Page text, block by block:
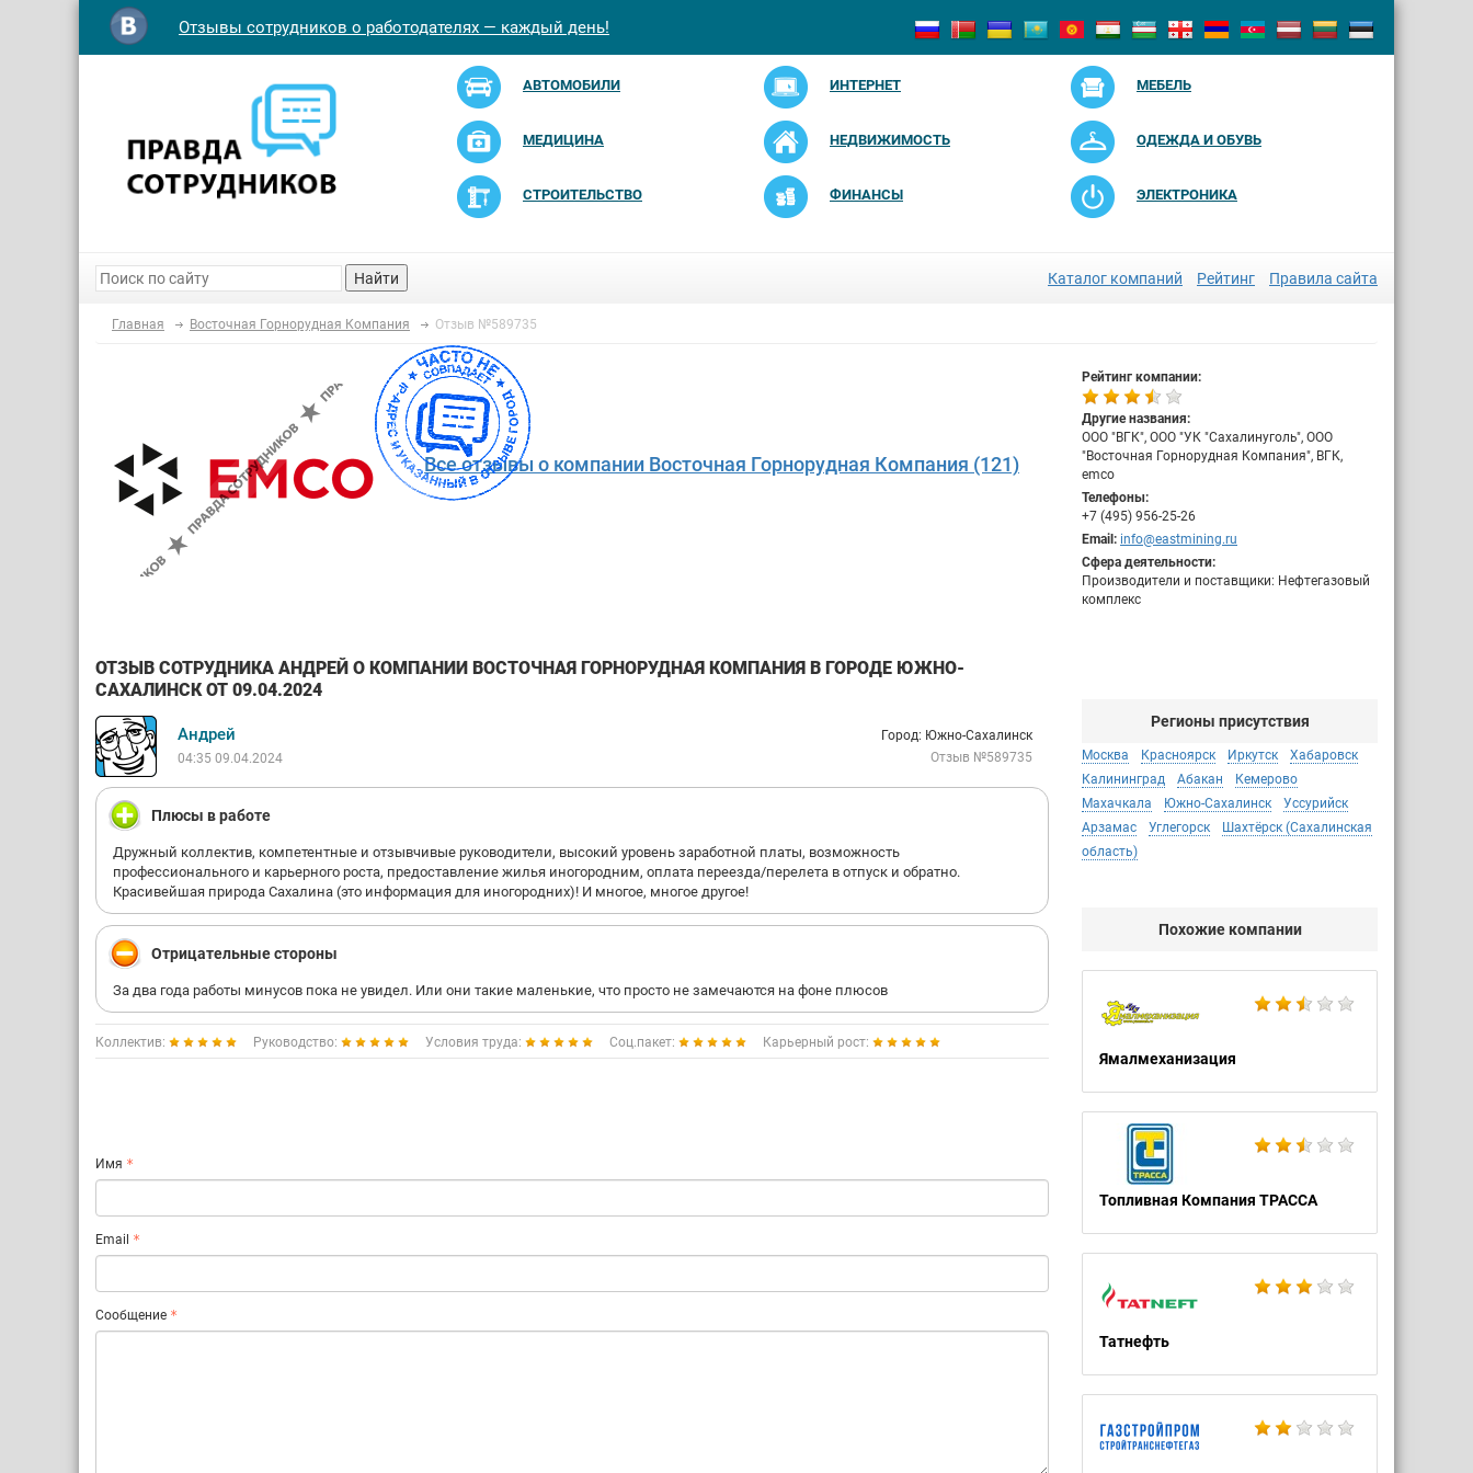
Отзывы сотрудников о работодателях — каждый день!
АВТОМОБИЛИ ИНТЕРНЕТ МЕБЕЛЬ
МЕДИЦИНА НЕДВИЖИМОСТЬ ОДЕЖДА И ОБУВЬ
СТРОИТЕЛЬСТВО ФИНАНСЫ ЭЛЕКТРОНИКА
Найти Каталог компаний Рейтинг Правила сайта
Главная Восточная Горнорудная Компания Отзыв №589735
Все отзывы о компании Восточная Горнорудная Компания (121)
Рейтинг компании:
Другие названия:
ООО "ВГК", ООО "УК "Сахалинуголь", ООО
"Восточная Горнорудная Компания", ВГК,
emco
Телефоны:
+7 (495) 956-25-26
Email: info@eastmining.ru
Сфера деятельности:
Производители и поставщики: Нефтегазовый
комплекс
ОТЗЫВ СОТРУДНИКА АНДРЕЙ О КОМПАНИИ ВОСТОЧНАЯ ГОРНОРУДНАЯ КОМПАНИЯ В ГОРОДЕ ЮЖНО-
САХАЛИНСК ОТ 09.04.2024
Андрей
04:35 09.04.2024
Город: Южно-Сахалинск
Отзыв №589735
Плюсы в работе
Дружный коллектив, компетентные и отзывчивые руководители, высокий уровень заработной платы, возможность
профессионального и карьерного роста, предоставление жилья иногородним, оплата переезда/перелета в отпуск и обратно.
Красивейшая природа Сахалина (это информация для иногородних)! И многое, многое другое!
Отрицательные стороны
За два года работы минусов пока не увидел. Или они такие маленькие, что просто не замечаются на фоне плюсов
Коллектив: Руководство: Условия труда: Соц.пакет: Карьерный рост:
Имя
Email
Сообщение
Регионы присутствия
Москва Красноярск Иркутск
Хабаровск
Калининград
Абакан
Кемерово
Махачкала
Южно-Сахалинск
Уссурийск
Арзамас
Углегорск
Шахтёрск (Сахалинская
область)
Похожие компании
Ямалмеханизация
Топливная Компания ТРАССА
Татнефть